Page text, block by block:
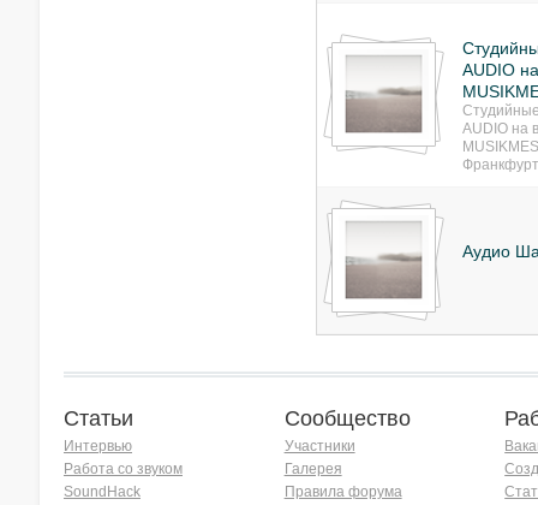
AUDIO
AUDIO на
Аудио
Статьи
Интервью
Работа со звуком
SoundHack
Сообщество
Участники
Галерея
Правила форума